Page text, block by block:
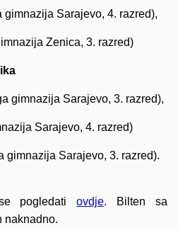
gimnazija Sarajevo, 4. razred),
Zenica, 3. razred)
gimnazija Sarajevo, 3. razred),
Sarajevo, 4. razred)
gimnazija Sarajevo, 3. razred).
pogledatiovdje. Bilten sa
naknadno.